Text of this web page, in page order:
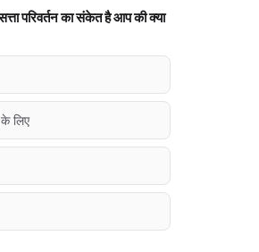
परिवर्तन का संकेत है आप की क्या
लिए